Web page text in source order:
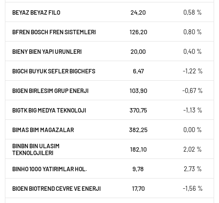
BEYAZ BEYAZ FILO 24,20 0,58 %
BFREN BOSCH FREN SISTEMLERI 126,20 0,80 %
BIENY BIEN YAPI URUNLERI 20,00 0,40 %
BIGCH BUYUK SEFLER BIGCHEFS 6,47 -1,22 %
BIGEN BIRLESIM GRUP ENERJI 103,90 -0,67 %
BIGTK BIG MEDYA TEKNOLOJI 370,75 -1,13 %
BIMAS BIM MAGAZALAR 382,25 0,00 %
BINBN BIN ULASIM
TEKNOLOJILERI
182,10 2,02 %
BINHO 1000 YATIRIMLAR HOL. 9,78 2,73 %
BIOEN BIOTREND CEVRE VE ENERJI 17,70 -1,56 %